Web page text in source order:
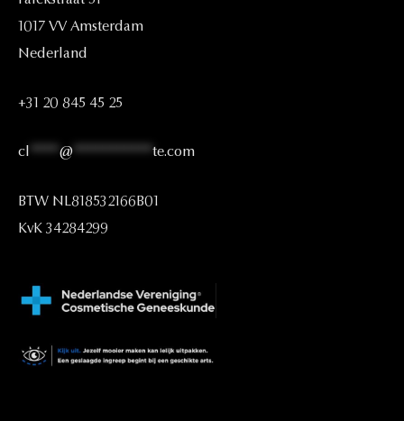
1017 VV Amsterdam
Nederland
+31 20 845 45 25
cl **** @ ***********te.com
BTW NL818532166B01
KvK 34284299